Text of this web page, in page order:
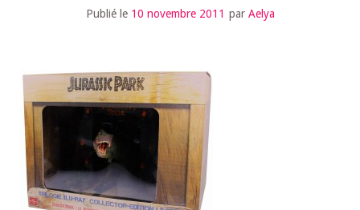
Publié le 10 novembre 2011 par Aelya